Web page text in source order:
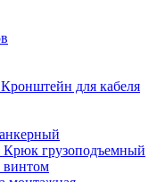
Кронштейн для кабеля
Крюк грузоподъемный